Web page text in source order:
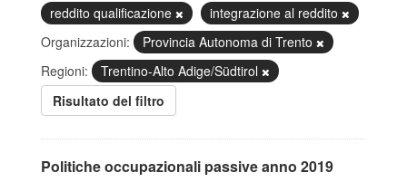
reddito qualificazione
integrazione al reddito
Organizzazioni:
Provincia Autonoma di Trento
Regioni:
Trentino-Alto Adige/Südtirol
Risultato del filtro
Politiche occupazionali passive anno 2019